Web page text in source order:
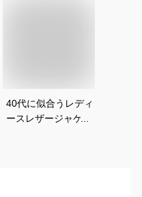
40代に似合うレディ
ースレザージャケッ